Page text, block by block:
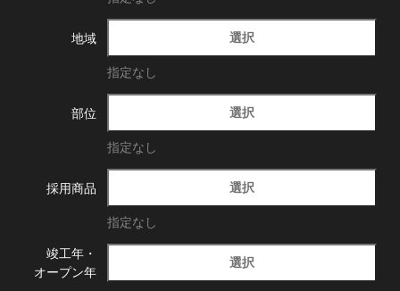
地域 選択
指定なし
部位 選択
指定なし
採用商品 選択
指定なし
竣工年・
オープン年
選択